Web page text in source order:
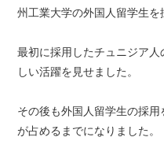
州工業大学の外国人留学生を
最初に採用したチュニジア
しい活躍を見せました。
その後も外国人留学生の採
が占めるまでになりました。